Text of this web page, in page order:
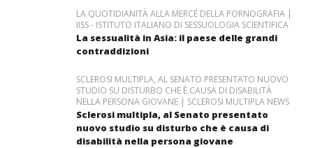
LA QUOTIDIANITÀ ALLA MERCÉ DELLA PORNOGRAFIA |
IISS - ISTITUTO ITALIANO DI SESSUOLOGIA SCIENTIFICA
La sessualità in Asia: il paese delle grandi
contraddizioni
SCLEROSI MULTIPLA, AL SENATO PRESENTATO NUOVO
STUDIO SU DISTURBO CHE È CAUSA DI DISABILITÀ
NELLA PERSONA GIOVANE | SCLEROSI MULTIPLA NEWS
Sclerosi multipla, al Senato presentato
nuovo studio su disturbo che è causa di
disabilità nella persona giovane